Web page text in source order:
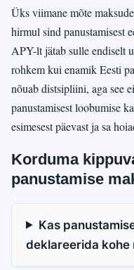
Üks viimane mõte
hirmul sind panustamisest
APY-lt jätab sulle endiselt
rohkem kui enamik Eesti
nõuab distsipliini, aga see
panustamisest loobumise
esimesest päevast ja sa
Korduma
panustamise
Kas
deklareerida kohe